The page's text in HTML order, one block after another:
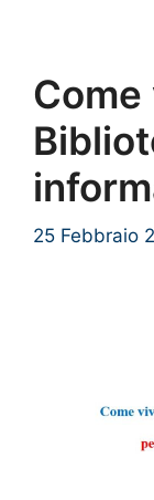
25 Febbraio